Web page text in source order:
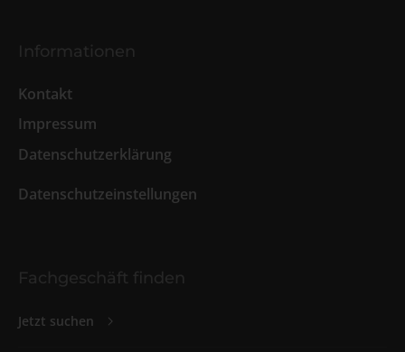
Informationen
Kontakt
Impressum
Datenschutzerklärung
Datenschutzeinstellungen
Fachgeschäft finden
Jetzt suchen